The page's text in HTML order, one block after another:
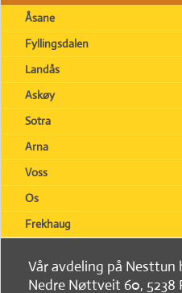
Åsane
Fyllingsdalen
Landås
Askøy
Sotra
Arna
Voss
Os
Frekhaug
Vår avdeling på
Nedre Nøttveit 60, 5238